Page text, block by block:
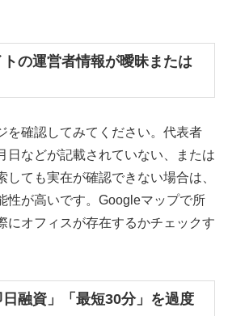
の運営者情報が曖昧または
を確認してみてください。代表者
日などが記載されていない、または
しても実在が確認できない場合は、
性が高いです。Googleマップで所
にオフィスが存在するかチェックす
融資」「最短30分」を過度